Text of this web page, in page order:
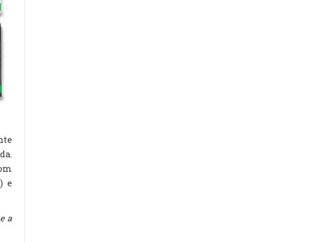
e
a